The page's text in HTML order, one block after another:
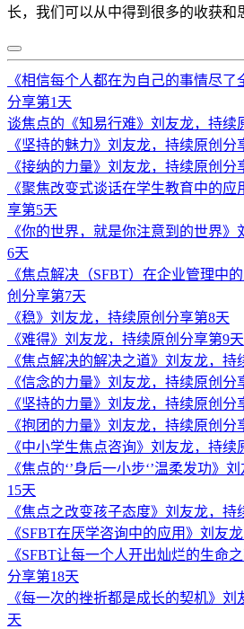
长，我们可以从中得到很多的收获和
《相信每个人都在为自己的事情尽了
分享第1天
谈焦点的《知易行难》刘友龙，持续
《坚持的魅力》刘友龙，持续原创分
《接纳的力量》刘友龙，持续原创分
《聚焦改变式谈话在学生教育中的
享第5天
《你的世界，就是你注意到的世界
6天
《焦点解决（SFBT）在企业管理中
创分享第7天
《稳》刘友龙，持续原创分享第8天
《难得》刘友龙，持续原创分享第9天
《焦点解决的解决之道》刘友龙，持
《信念的力量》刘友龙，持续原创分
《坚持的力量》刘友龙，持续原创分
《抱团的力量》刘友龙，持续原创分
《中小学生焦点咨询》刘友龙，持续
《焦点的‘’身后一小步‘’温柔发功》
15天
《焦点之改变孩子态度》刘友龙，持
《SFBT在厌学咨询中的应用》刘友
《SFBT让每一个人开出灿烂的生命
分享第18天
《每一次的挫折都是成长的契机》
天